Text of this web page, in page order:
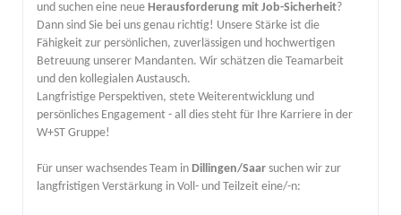
und suchen eine neue Herausforderung mit Job-Sicherheit?
Dann sind Sie bei uns genau richtig! Unsere Stärke ist die
Fähigkeit zur persönlichen, zuverlässigen und hochwertigen
Betreuung unserer Mandanten. Wir schätzen die Teamarbeit
und den kollegialen Austausch.
Langfristige Perspektiven, stete Weiterentwicklung und
persönliches Engagement - all dies steht für Ihre Karriere in der
W+ST Gruppe!
Für unser wachsendes Team in Dillingen/Saar suchen wir zur
langfristigen Verstärkung in Voll- und Teilzeit eine/-n: